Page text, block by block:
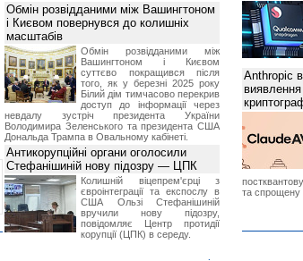
Обмін розвідданими між Вашингтоном
і Києвом повернувся до колишніх
масштабів
Обмін розвідданими між
Вашингтоном і Києвом
суттєво покращився після
того, як у березні 2025 року
Білий дім тимчасово перекрив
доступ до інформації через
невдалу зустріч президента України
Володимира Зеленського та президента США
Дональда Трампа в Овальному кабінеті.
Антикорупційні органи оголосили
Стефанішиній нову підозру — ЦПК
Колишній віцепрем'єрці з
євроінтеграції та експослу в
США Ользі Стефанішиній
вручили нову підозру,
повідомляє Центр протидії
корупції (ЦПК) в середу.
Anthropic
та спрощену